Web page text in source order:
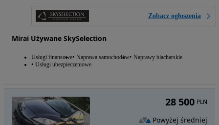
Zobacz ogłoszenia
Mirai Używane SkySelection
Usługi finansowe Naprawa samochodów Naprawy blacharskie
Usługi ubezpieczeniowe
28 500 PLN
Powyżej średniej